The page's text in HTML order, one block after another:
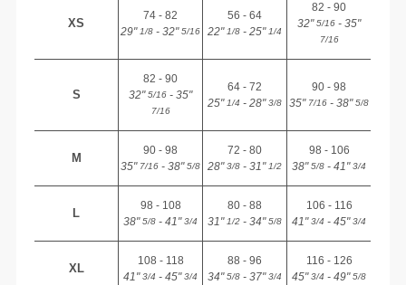
XS
74 - 82
29"1/8 - 32"5/16
56 - 64
22"1/8 - 25"1/4
82 - 90
32"5/16 - 35"
7/16
S
82 - 90
32"5/16 - 35"
7/16
64 - 72
25"1/4 - 28"3/8
90 - 98
35"7/16 - 38"5/8
M
90 - 98
35"7/16 - 38"5/8
72 - 80
28"3/8 - 31"1/2
98 - 106
38"5/8 - 41"3/4
L
98 - 108
38"5/8 - 41"3/4
80 - 88
31"1/2 - 34"5/8
106 - 116
41"3/4 - 45"3/4
XL
108 - 118
41"3/4 - 45"3/4
88 - 96
34"5/8 - 37"3/4
116 - 126
45"3/4 - 49"5/8